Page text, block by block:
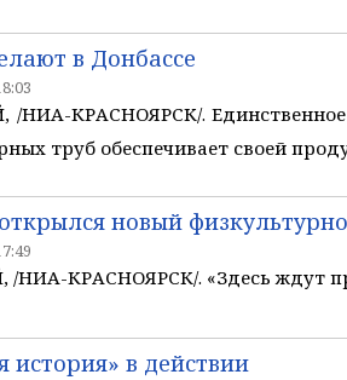
в Донбассе
КРАСНОЯРСК/. Единственное
труб обеспечивает своей
новый
КРАСНОЯРСК/. «Здесь ждут
история» в действии